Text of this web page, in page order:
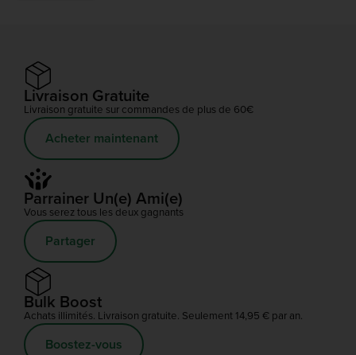
Livraison Gratuite
Livraison gratuite sur commandes de plus de 60€
Acheter maintenant
Parrainer Un(e) Ami(e)
Vous serez tous les deux gagnants
Partager
Bulk Boost
Achats illimités. Livraison gratuite. Seulement 14,95 € par an.
Boostez-vous